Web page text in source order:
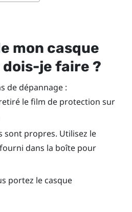
mon casque
dois-je faire ?
de dépannage :
le film de protection sur
sont propres. Utilisez le
dans la boîte pour
portez le casque